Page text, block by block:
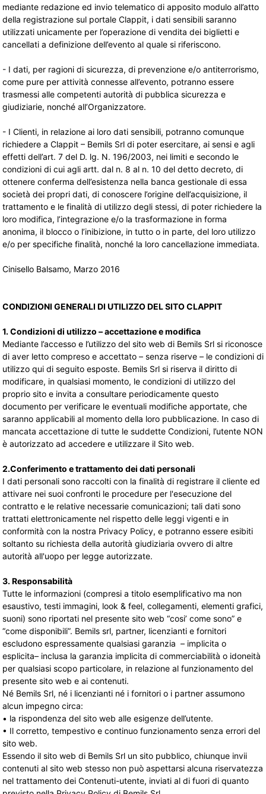
mediante redazione ed invio telematico di apposito modulo all’atto
della registrazione sul portale Clappit, i dati sensibili saranno
utilizzati unicamente per l’operazione di vendita dei biglietti e
cancellati a definizione dell’evento al quale si riferiscono.
- I dati, per ragioni di sicurezza, di prevenzione e/o antiterrorismo,
come pure per attività connesse all’evento, potranno essere
trasmessi alle competenti autorità di pubblica sicurezza e
giudiziarie, nonché all’Organizzatore.
- I Clienti, in relazione ai loro dati sensibili, potranno comunque
richiedere a Clappit – Bemils Srl di poter esercitare, ai sensi e agli
effetti dell’art. 7 del D. lg. N. 196/2003, nei limiti e secondo le
condizioni di cui agli artt. dal n. 8 al n. 10 del detto decreto, di
ottenere conferma dell’esistenza nella banca gestionale di essa
società dei propri dati, di conoscere l’origine dell’acquisizione, il
trattamento e le finalità di utilizzo degli stessi, di poter richiedere la
loro modifica, l’integrazione e/o la trasformazione in forma
anonima, il blocco o l’inibizione, in tutto o in parte, del loro utilizzo
e/o per specifiche finalità, nonché la loro cancellazione immediata.
Cinisello Balsamo, Marzo 2016
CONDIZIONI GENERALI DI UTILIZZO DEL SITO CLAPPIT
1. Condizioni di utilizzo – accettazione e modifica
Mediante l’accesso e l’utilizzo del sito web di Bemils Srl si riconosce
di aver letto compreso e accettato – senza riserve – le condizioni di
utilizzo qui di seguito esposte. Bemils Srl si riserva il diritto di
modificare, in qualsiasi momento, le condizioni di utilizzo del
proprio sito e invita a consultare periodicamente questo
documento per verificare le eventuali modifiche apportate, che
saranno applicabili al momento della loro pubblicazione. In caso di
mancata accettazione di tutte le suddette Condizioni, l’utente NON
è autorizzato ad accedere e utilizzare il Sito web.
2.Conferimento e trattamento dei dati personali
I dati personali sono raccolti con la finalità di registrare il cliente ed
attivare nei suoi confronti le procedure per l'esecuzione del
contratto e le relative necessarie comunicazioni; tali dati sono
trattati elettronicamente nel rispetto delle leggi vigenti e in
conformità con la nostra Privacy Policy, e potranno essere esibiti
soltanto su richiesta della autorità giudiziaria ovvero di altre
autorità all'uopo per legge autorizzate.
3. Responsabilità
Tutte le informazioni (compresi a titolo esemplificativo ma non
esaustivo, testi immagini, look & feel, collegamenti, elementi grafici,
suoni) sono riportati nel presente sito web “cosi’ come sono” e
“come disponibili”. Bemils srl, partner, licenzianti e fornitori
escludono espressamente qualsiasi garanzia – implicita o
esplicita– inclusa la garanzia implicita di commerciabilità o idoneità
per qualsiasi scopo particolare, in relazione al funzionamento del
presente sito web e ai contenuti.
Né Bemils Srl, né i licenzianti né i fornitori o i partner assumono
alcun impegno circa:
• la rispondenza del sito web alle esigenze dell’utente.
• Il corretto, tempestivo e continuo funzionamento senza errori del
sito web.
Essendo il sito web di Bemils Srl un sito pubblico, chiunque invii
contenuti al sito web stesso non può aspettarsi alcuna riservatezza
nel trattamento dei Contenuti-utente, inviati al di fuori di quanto